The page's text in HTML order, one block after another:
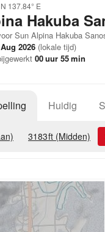
137.84° E
Hakuba
Sun Alpina Hakuba
2026 (lokale tijd)
00uur 55min
Huidig
3183ft (Midden)